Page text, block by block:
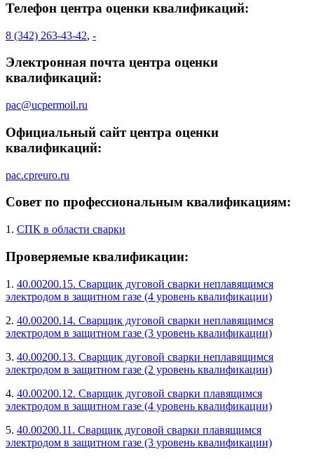
Телефон центра оценки квалификаций:
8 (342) 263-43-42, -
Электронная почта центра оценки
квалификаций:
pac@ucpermoil.ru
Официальный сайт центра оценки
квалификаций:
pac.cpreuro.ru
Совет по профессиональным квалификациям:
1. СПК в области сварки
Проверяемые квалификации:
1. 40.00200.15. Сварщик дуговой сварки неплавящимся
электродом в защитном газе (4 уровень квалификации)
2. 40.00200.14. Сварщик дуговой сварки неплавящимся
электродом в защитном газе (3 уровень квалификации)
3. 40.00200.13. Сварщик дуговой сварки неплавящимся
электродом в защитном газе (2 уровень квалификации)
4. 40.00200.12. Сварщик дуговой сварки плавящимся
электродом в защитном газе (4 уровень квалификации)
5. 40.00200.11. Сварщик дуговой сварки плавящимся
электродом в защитном газе (3 уровень квалификации)